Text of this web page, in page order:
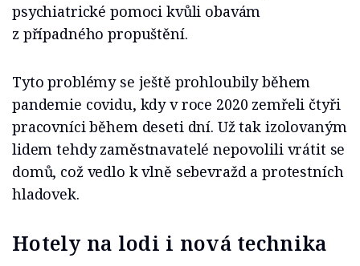
psychiatrické pomoci kvůli obavám
z případného propuštění.
Tyto problémy se ještě prohloubily během
pandemie covidu, kdy v roce 2020 zemřeli čtyři
pracovníci během deseti dní. Už tak izolovaným
lidem tehdy zaměstnavatelé nepovolili vrátit se
domů, což vedlo k vlně sebevražd a protestních
hladovek.
Hotely na lodi i nová technika